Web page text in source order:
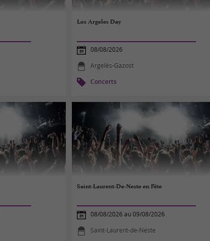
Los Argeles Day
08/08/2026
Argelès-Gazost
Concerts
Saint-Laurent-De-Neste en Fête
08/08/2026 au 09/08/2026
Saint-Laurent-de-Neste